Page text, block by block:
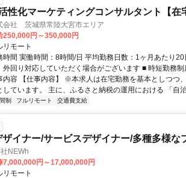
性化マーケティングコンサルタント【在
会社 茨城県常陸大宮市エリア
250,000円～350,000円
リモート
時間 実働時間：8時間/日 平均勤務日数：1ヶ月あたり
外回り対応していただく場合がございます ■ 時短勤務
内容 【仕事内容】 ※本求人は在宅勤務を基本としつつ
しています。 主に、ふるさと納税の運用における 「自
制 フルリモート 交通費支給
ザイナー/サービスデザイナー/多種多様な
NEWh
7,000,000円～17,000,000円
リモート